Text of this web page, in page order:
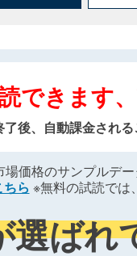
できます
後、自動課金され
場価格のサンプルデ
ちら ※無料の試読では
選ばれ